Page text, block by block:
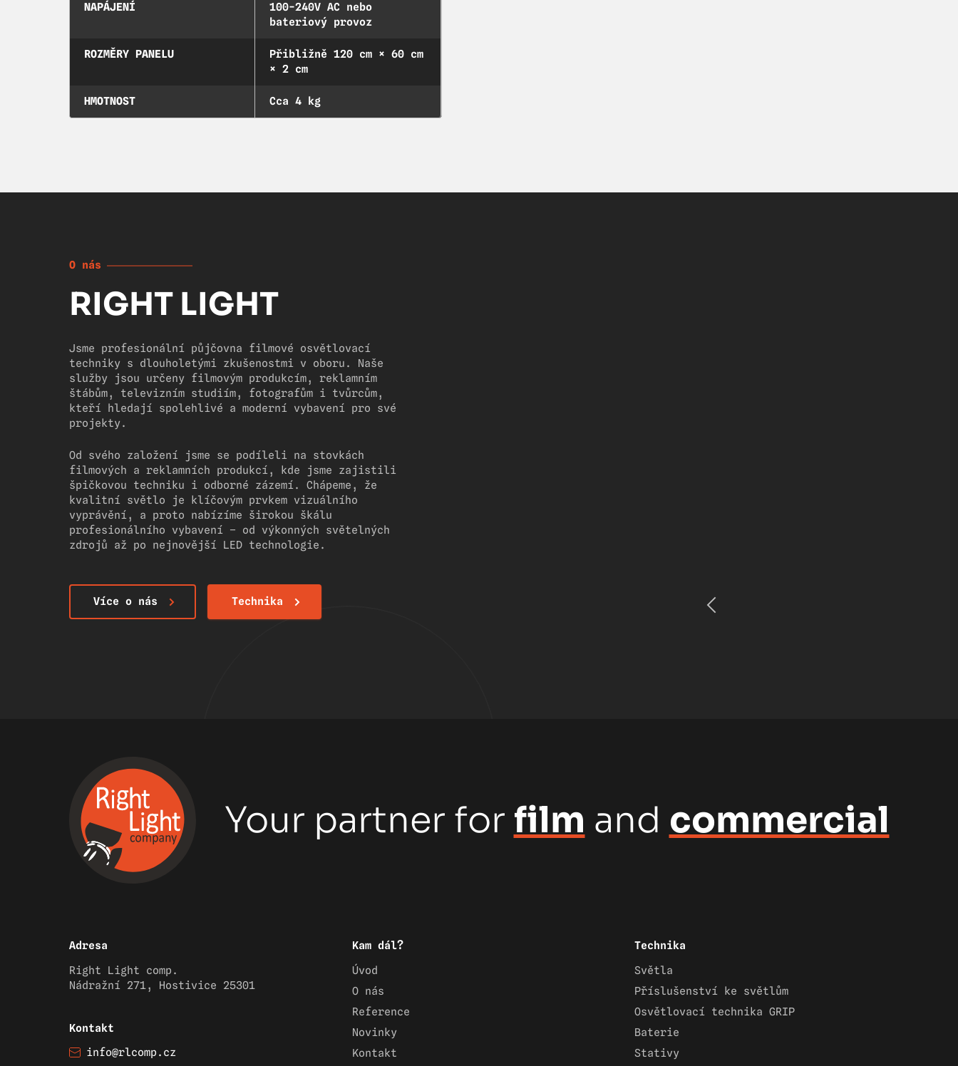
NAPÁJENÍ
100-240V AC nebo
bateriový provoz
ROZMĚRY PANELU
Přibližně 120 cm × 60 cm
× 2 cm
HMOTNOST Cca 4 kg
O nás
RIGHT LIGHT
Jsme profesionální půjčovna filmové osvětlovací
techniky s dlouholetými zkušenostmi v oboru. Naše
služby jsou určeny filmovým produkcím, reklamním
štábům, televizním studiím, fotografům i tvůrcům,
kteří hledají spolehlivé a moderní vybavení pro své
projekty.
Od svého založení jsme se podíleli na stovkách
filmových a reklamních produkcí, kde jsme zajistili
špičkovou techniku i odborné zázemí. Chápeme, že
kvalitní světlo je klíčovým prvkem vizuálního
vyprávění, a proto nabízíme širokou škálu
profesionálního vybavení – od výkonných světelných
zdrojů až po nejnovější LED technologie.
Více o nás Technika
Your partner for film and commercial
Adresa
Right Light comp.
Nádražní 271, Hostivice 25301
Kontakt
info@rlcomp.cz
Kam dál?
Úvod
O nás
Reference
Novinky
Kontakt
Technika
Světla
Příslušenství ke světlům
Osvětlovací technika GRIP
Baterie
Stativy